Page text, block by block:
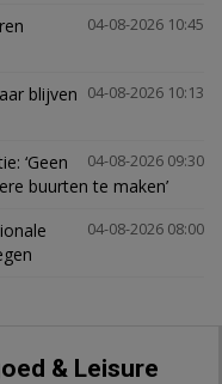
04-08-2026 10:45
04-08-2026 10:13
blijven
04-08-2026 09:30
‘Geen
buurten te maken’
04-08-2026 08:00
& Leisure